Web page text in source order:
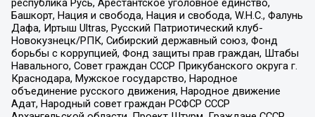
республика Русь, Арестантское уголовное единство,
Башкорт, Нация и свобода, Нация и свобода, W.H.С., Фалунь
Дафа, Иртыш Ultras, Русский Патриотический клуб-
Новокузнецк/РПК, Сибирский державный союз, Фонд
борьбы с коррупцией, Фонд защиты прав граждан, Штабы
Навального, Совет граждан СССР Прикубанского округа г.
Краснодара, Мужское государство, Народное
объединение русского движения, Народное движение
Адат, Народный совет граждан РСФСР СССР